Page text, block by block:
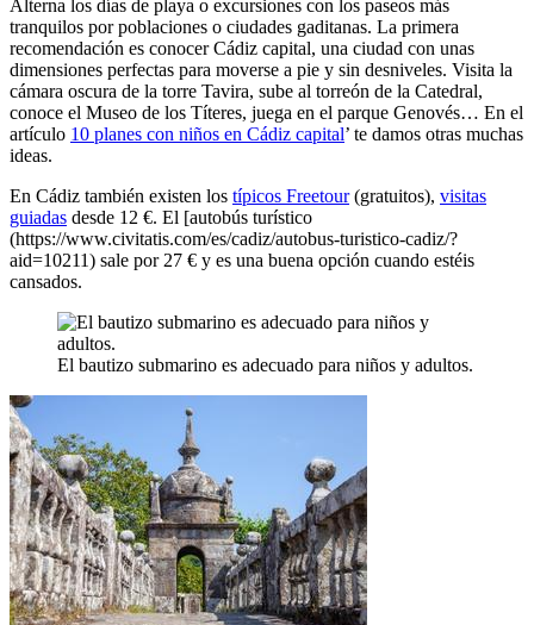
Alterna los días de playa o excursiones con los paseos más
tranquilos por poblaciones o ciudades gaditanas. La primera
recomendación es conocer Cádiz capital, una ciudad con unas
dimensiones perfectas para moverse a pie y sin desniveles. Visita la
cámara oscura de la torre Tavira, sube al torreón de la Catedral,
conoce el Museo de los Títeres, juega en el parque Genovés… En el
artículo 10 planes con niños en Cádiz capital’ te damos otras muchas
ideas.
En Cádiz también existen los típicos Freetour(gratuitos), visitas
guiadas desde 12 €. El [autobús turístico
(https://www.civitatis.com/es/cadiz/autobus-turistico-cadiz/?
aid=10211) sale por 27 € y es una buena opción cuando estéis
cansados.
El bautizo submarino es adecuado para niños y adultos.